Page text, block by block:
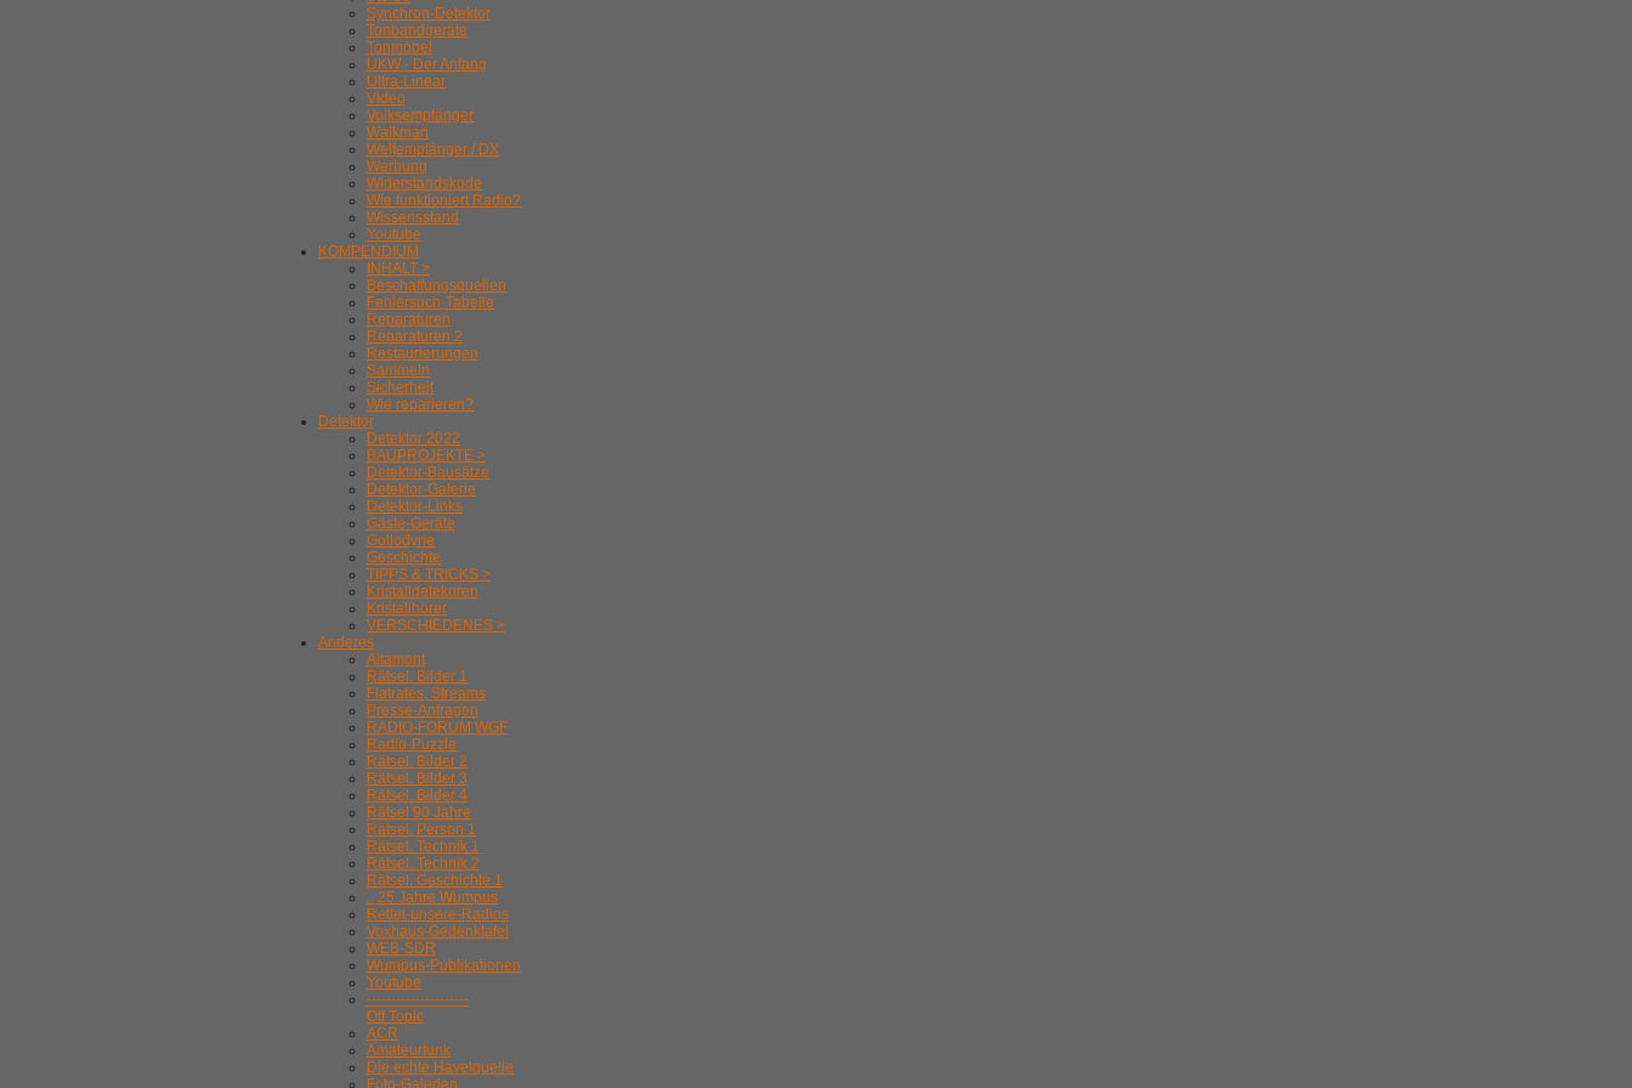
Synchron-Detektor
Tonbandgeräte
Tonmöbel
UKW - Der Anfang
Ultra-Linear
Video
Volksempfänger
Walkman
Weltempfänger / DX
Werbung
Widerstandskode
Wie funktioniert Radio?
Wissensstand
Youtube
KOMPENDIUM
INHALT >
Beschaffungsquellen
Fehlersuch-Tabelle
Reparaturen
Reparaturen 2
Restaurierungen
Sammeln
Sicherheit
Wie reparieren?
Detektor
Detektor 2022
BAUPROJEKTE >
Detektor-Bausätze
Detektor-Galerie
Detektor-Links
Gäste-Geräte
Gollodyne
Geschichte
TIPPS & TRICKS >
Kristalldetekoren
Kristallhörer
VERSCHIEDENES >
Anderes
Altamont
Rätsel. Bilder 1
Flatrates, Streams
Presse-Anfragen
RADIO-FORUM WGF
Radio-Puzzle
Rätsel. Bilder 2
Rätsel. Bilder 3
Rätsel. Bilder 4
Rätsel 90 Jahre
Rätsel. Person 1
Rätsel. Technik 1
Rätsel. Technik 2
Rätsel. Geschichte 1
.. 25 Jahre Wumpus
Rettet-unsere-Radios
Voxhaus-Gedenktafel
WEB-SDR
Wumpus-Publikationen
Youtube
---------------------
Off Topic
ACR
Amateurfunk
Die echte Havelquelle
Foto-Galerien